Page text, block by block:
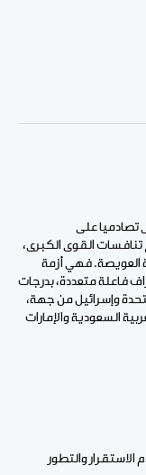
تصادميا على
القوى الكبرى،
العويصة. فهي أزمة
فاعلة متعددة، بدرجات
وإسرائيل من جهة،
السعودية والإمارات
والتطور